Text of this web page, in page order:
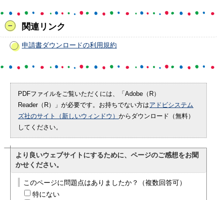
関連リンク
申請書ダウンロードの利用規約
PDFファイルをご覧いただくには、「Adobe（R）
Reader（R）」が必要です。お持ちでない方はアドビシステム
ズ社のサイト（新しいウィンドウ）からダウンロード（無料）
してください。
より良いウェブサイトにするために、ページのご感想をお聞
かせください。
このページに問題点はありましたか？（複数回答可）
特にない